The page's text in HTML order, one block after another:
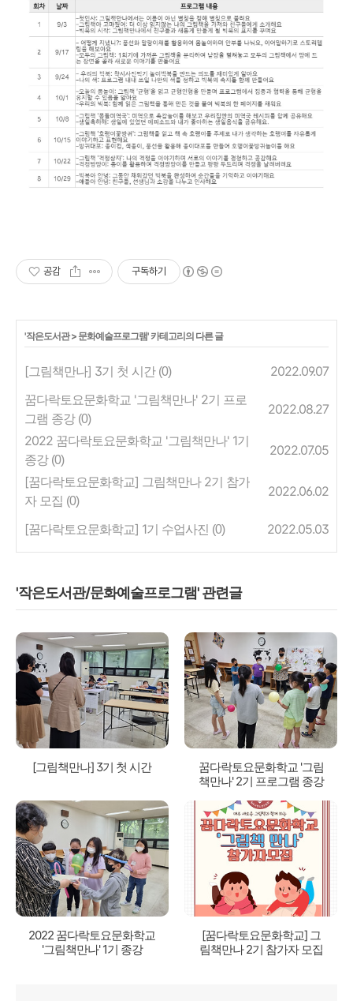
공감 구독하기
'작은도서관> 문화예술프로그램' 카테고리의 다른 글
[그림책만나] 3기 첫 시간 (0)
2022.09.07
꿈다락토요문화학교 '그림책만나' 2기 프로
그램 종강 (0)
2022.08.27
2022 꿈다락토요문화학교 '그림책만나' 1기
종강 (0)
2022.07.05
[꿈다락토요문화학교] 그림책만나 2기 참가
자 모집 (0)
2022.06.02
[꿈다락토요문화학교] 1기 수업사진 (0) 2022.05.03
'작은도서관/문화예술프로그램' 관련글
[그림책만나] 3기 첫 시간
꿈다락토요문화학교 '그림
책만나' 2기 프로그램 종강
2022 꿈다락토요문화학교
'그림책만나' 1기 종강
[꿈다락토요문화학교] 그
림책만나 2기 참가자 모집